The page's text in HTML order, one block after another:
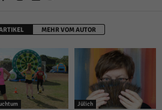
MEHR VOM AUTOR
Jülich